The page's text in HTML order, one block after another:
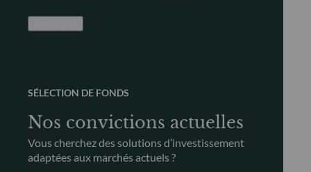
SÉLECTION DE FONDS
Nos convictions actuelles
Vous cherchez des solutions d’investissement
adaptées aux marchés actuels ?